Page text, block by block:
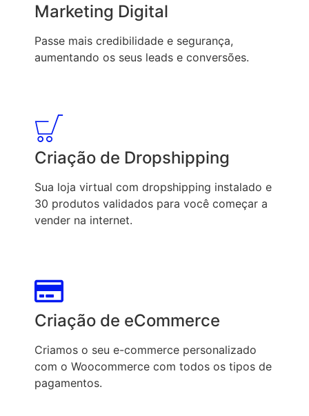
Marketing Digital
Passe mais credibilidade e segurança,
aumentando os seus leads e conversões.
Criação de Dropshipping
Sua loja virtual com dropshipping instalado e
30 produtos validados para você começar a
vender na internet.
Criação de eCommerce
Criamos o seu e-commerce personalizado
com o Woocommerce com todos os tipos de
pagamentos.